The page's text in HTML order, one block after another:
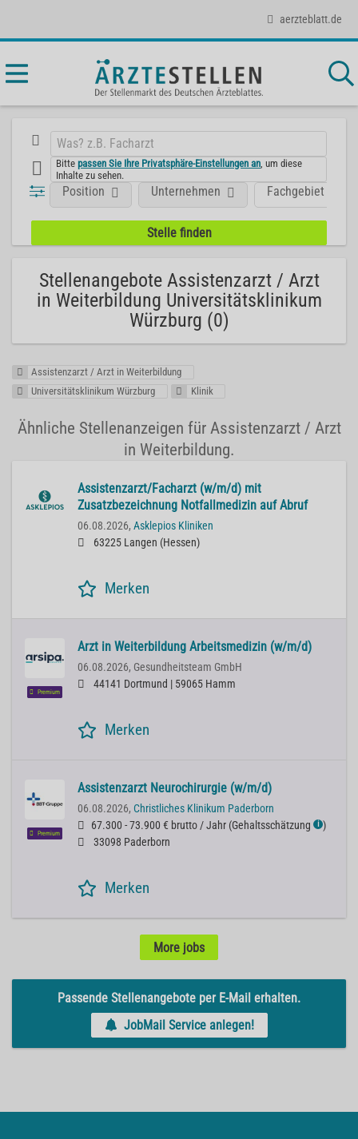
aerzteblatt.de
Bittepassen Sie Ihre Privatsphäre-Einstellungen an , um diese
Inhalte zu sehen.
Position Fachgebiet
Unternehmen
Stellenangebote Assistenzarzt / Arzt
in Weiterbildung Universitätsklinikum
Würzburg (0)
Assistenzarzt / Arzt in Weiterbildung
Universitätsklinikum Würzburg
Klinik
Ähnliche Stellenanzeigen für Assistenzarzt / Arzt
in Weiterbildung.
Assistenzarzt/Facharzt (w/m/d) mit
Zusatzbezeichnung Notfallmedizin auf Abruf
06.08.2026, Asklepios Kliniken
63225 Langen (Hessen)
Merken
Premium
Arzt in Weiterbildung Arbeitsmedizin (w/m/d)
06.08.2026, Gesundheitsteam GmbH
44141 Dortmund | 59065 Hamm
Merken
Premium
Assistenzarzt Neurochirurgie (w/m/d)
06.08.2026, Christliches Klinikum Paderborn
67.300 - 73.900 € brutto / Jahr (Gehaltsschätzung ℹ )
33098 Paderborn
Merken
More jobs
Passende Stellenangebote per E-Mail erhalten.
JobMail Service anlegen!